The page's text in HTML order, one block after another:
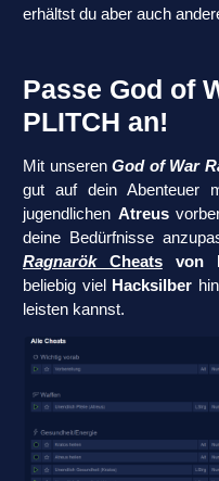
erhältst du aber auch
Passe God of
PLITCH an!
Mit unserenGod of War
gut auf dein Abenteuer
jugendlichen Atreus
deine Bedürfnisse
RagnarökCheatsvon
beliebig viel
Hacksilber
leisten kannst.